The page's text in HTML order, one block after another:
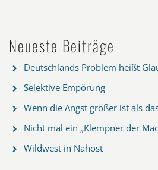
Neueste Beiträge
Deutschlands Problem heißt
Selektive Empörung
Wenn die Angst größer ist als
Nicht mal ein „Klempner der
Wildwest in Nahost